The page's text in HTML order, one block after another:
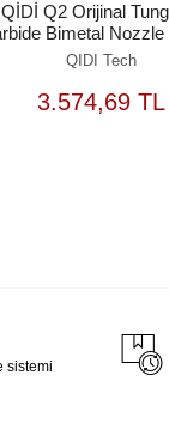
QİDİ Q2 Orijinal
Bimetal Nozzle
QIDI Tech
3.574,69 TL
sistemi